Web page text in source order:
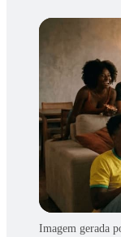
Imagem gerada